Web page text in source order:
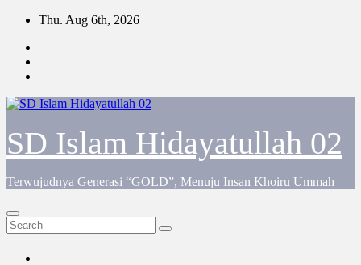
Skip
content
Thu. Aug 6th, 2026
SD Islam Hidayatullah 02
Terwujudnya Generasi “GOLD”, Menuju Insan Khoiru Ummah